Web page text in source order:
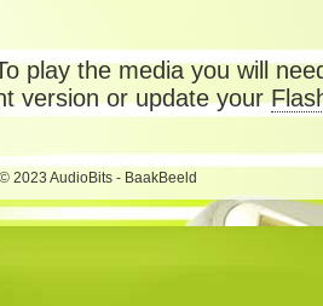
play the media you will
version or update your
© 2023 AudioBits - BaakBeeld